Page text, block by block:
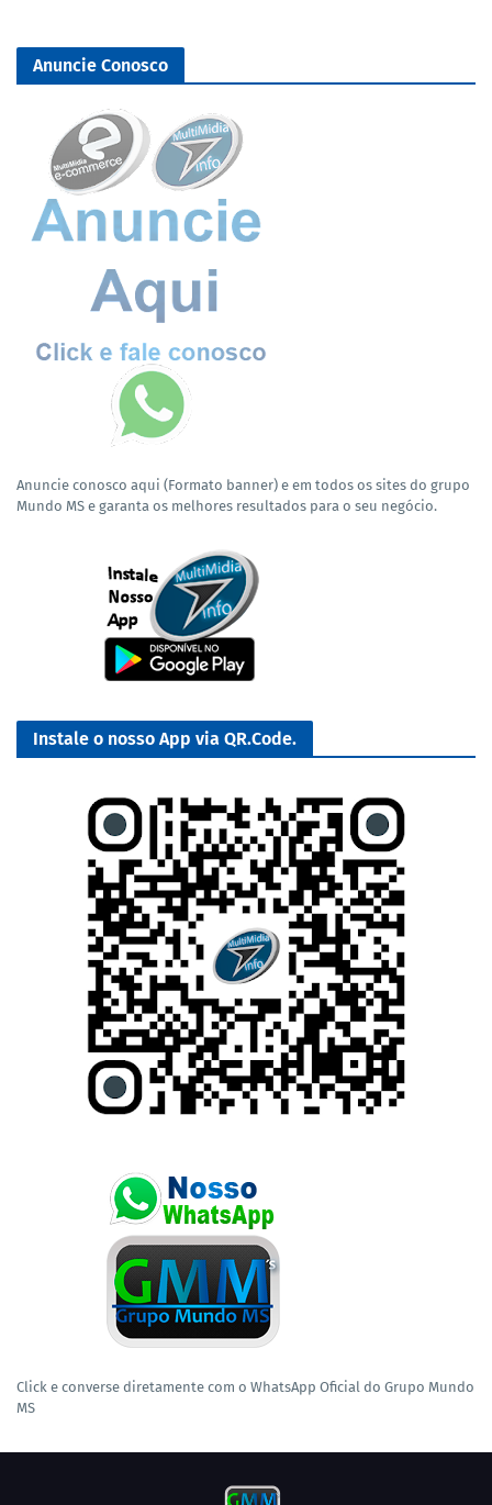
Anuncie Conosco
Anuncie conosco aqui (Formato banner) e em todos os sites do grupo
Mundo MS e garanta os melhores resultados para o seu negócio.
Instale o nosso App via QR.Code.
Click e converse diretamente com o WhatsApp Oficial do Grupo Mundo
MS